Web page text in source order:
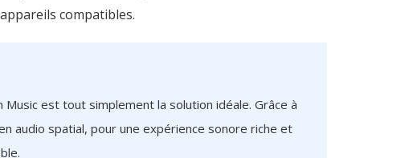
compatibles.
est tout simplement la solution idéale. Grâce à
audio spatial, pour une expérience sonore riche et